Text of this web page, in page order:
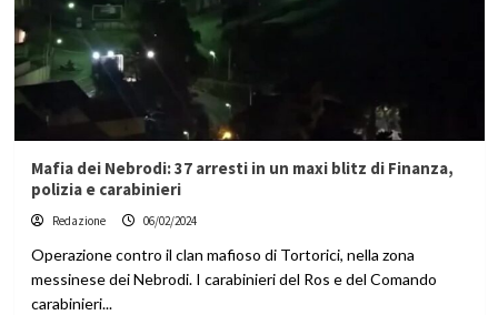
Mafia dei Nebrodi: 37 arresti in un maxi blitz di Finanza,
polizia e carabinieri
Redazione 06/02/2024
Operazione contro il clan mafioso di Tortorici, nella zona
messinese dei Nebrodi. I carabinieri del Ros e del Comando
carabinieri...